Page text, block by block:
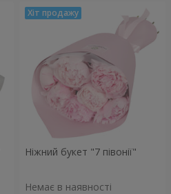
Ніжний букет "7 півонії"
Немає в наявності